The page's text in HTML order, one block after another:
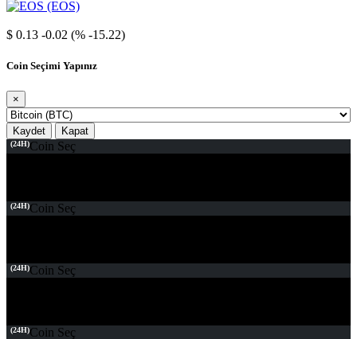
$ 0.13 -0.02 (% -15.22)
Coin Seçimi Yapınız
×
Kaydet Kapat
(24H)Coin Seç
(24H)Coin Seç
(24H)Coin Seç
(24H)Coin Seç